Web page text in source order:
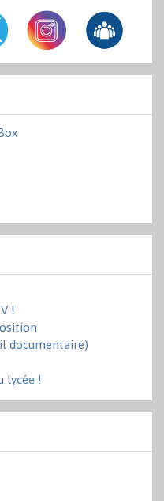
!
documentaire)
lycée !